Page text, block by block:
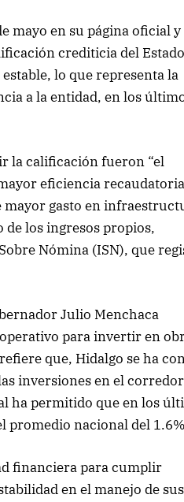
mayo en su página oficial y
crediticia del
lo que representa la
a la entidad, en los
la calificación fueron “el
eficiencia
gasto en
de los ingresos propios,
Nómina (ISN), que
Julio Menchaca
para invertir en
que, Hidalgo se ha
inversiones en el
ha permitido que en los
promedio nacional del
financiera para cumplir
en el manejo de